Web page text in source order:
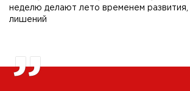
неделю делают лето временем развития,
лишений